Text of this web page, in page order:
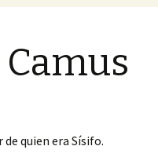
quien era Sísifo.